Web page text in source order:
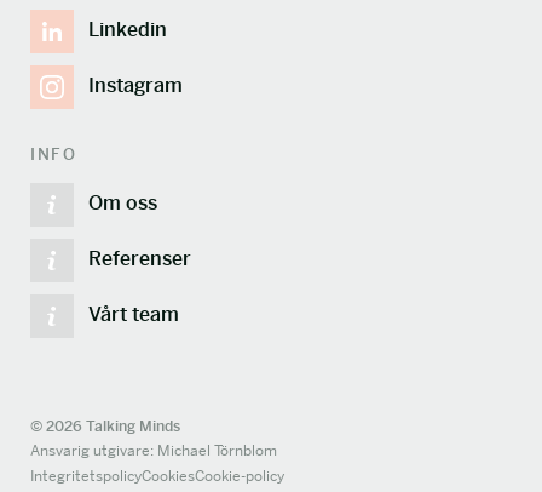
Linkedin
Instagram
INFO
Om oss
Referenser
Vårt team
© 2026 Talking Minds
Ansvarig utgivare: Michael Törnblom
IntegritetspolicyCookiesCookie-policy